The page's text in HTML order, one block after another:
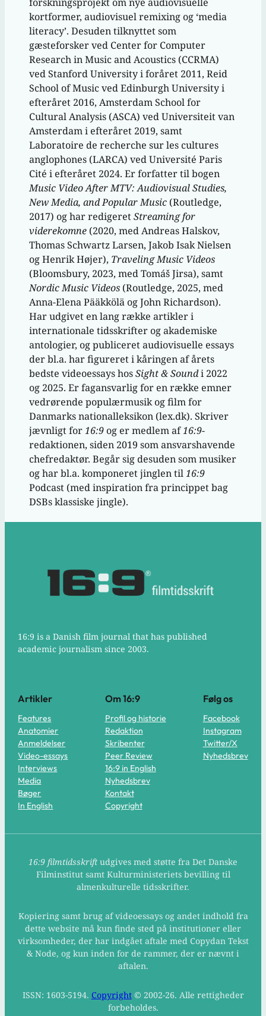
kortformer, audiovisuel remixing og ‘media
literacy’. Desuden tilknyttet som
gæsteforsker ved Center for Computer
Research in Music and Acoustics (CCRMA)
ved Stanford University i foråret 2011, Reid
School of Music ved Edinburgh University i
efteråret 2016, Amsterdam School for
Cultural Analysis (ASCA) ved Universiteit van
Amsterdam i efteråret 2019, samt
Laboratoire de recherche sur les cultures
anglophones (LARCA) ved Université Paris
Cité i efteråret 2024. Er forfatter til bogen
Music Video After MTV: Audiovisual Studies,
New Media, and Popular Music(Routledge,
2017) og har redigeretStreaming for
viderekomne(2020, med Andreas Halskov,
Thomas Schwartz Larsen, Jakob Isak Nielsen
og Henrik Højer), Traveling Music Videos
(Bloomsbury, 2023, med Tomáš Jirsa), samt
Nordic Music Videos(Routledge, 2025, med
Anna-Elena Pääkkölä og John Richardson).
Har udgivet en lang række artikler i
internationale tidsskrifter og akademiske
antologier, og publiceret audiovisuelle essays
der bl.a. har figureret i kåringen af årets
bedste videoessays hosSight & Soundi 2022
og 2025. Er fagansvarlig for en række emner
vedrørende populærmusik og film for
Danmarks nationalleksikon (lex.dk). Skriver
jævnligt for16:9og er medlem af16:9-
redaktionen, siden 2019 som ansvarshavende
chefredaktør. Begår sig desuden som musiker
og har bl.a. komponeret jinglen til16:9
Podcast (med inspiration fra princippet bag
DSBs klassiske jingle).
16:9 is a Danish film journal that has published
academic journalism since 2003.
Artikler
Features
Anatomier
Anmeldelser
Video-essays
Interviews
Media
Bøger
In English
Om 16:9
Profil og historie
Redaktion
Skribenter
Peer Review
16:9 in English
Nyhedsbrev
Kontakt
Copyright
Følg os
Facebook
Instagram
Twitter/X
Nyhedsbrev
16:9 filmtidsskrift udgives med støtte fra Det Danske
Filminstitut samt Kulturministeriets bevilling til
almenkulturelle tidsskrifter.
Kopiering samt brug af videoessays og andet indhold fra
dette website må kun finde sted på institutioner eller
virksomheder, der har indgået aftale med Copydan Tekst
& Node, og kun inden for de rammer, der er nævnt i
aftalen.
ISSN: 1603-5194. Copyright© 2002-26. Alle rettigheder
forbeholdes.